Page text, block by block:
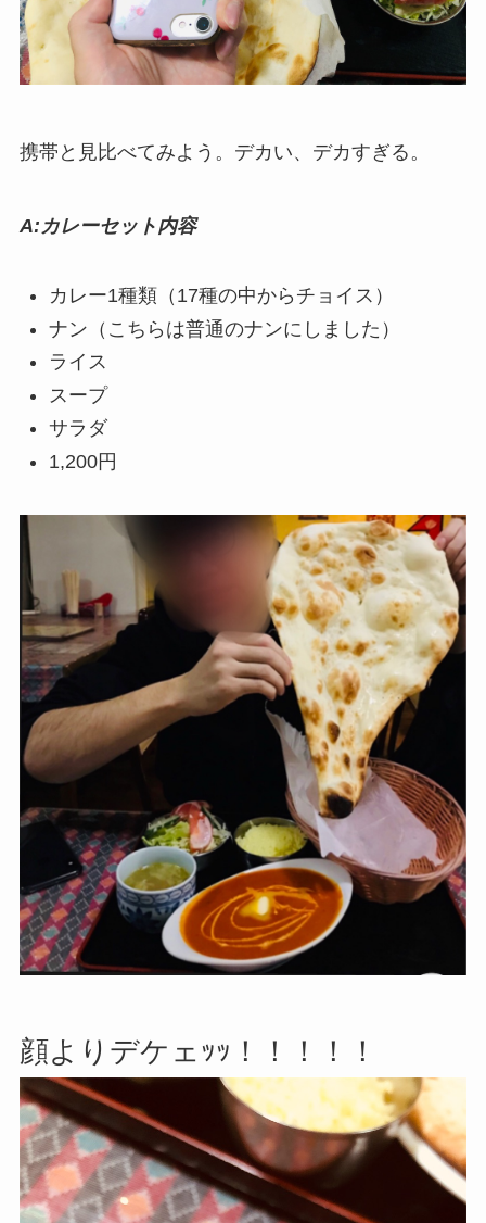
携帯と見比べてみよう。デカい、デカすぎる。
A:カレーセット内容
カレー1種類（17種の中からチョイス）
ナン（こちらは普通のナンにしました）
ライス
スープ
サラダ
1,200円
顔よりデケェｯｯ！！！！！